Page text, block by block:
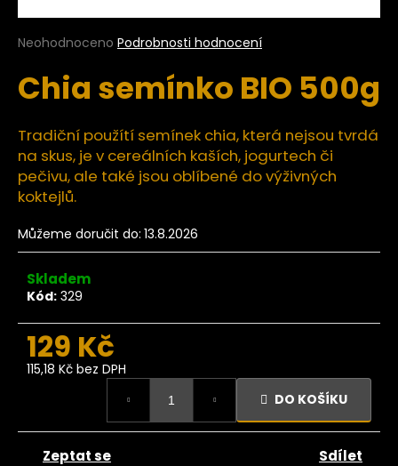
Průměrné
produktu
je
z
5
hvězdiček.
Neohodnoceno Podrobnosti hodnocení
Chia semínko BIO 500g
Tradiční použítí semínek chia, která nejsou tvrdá
na skus, je v cereálních kaších, jogurtech či
pečivu, ale také jsou oblíbené do výživných
koktejlů.
Můžeme doručit do: 13.8.2026
Skladem
Kód: 329
129 Kč
115,18 Kč bez DPH
DO KOŠÍKU
Zeptat se Sdílet
a
j
t
D
o
p
o
u
j